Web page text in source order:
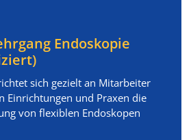
Endoskopie
sich gezielt an Mitarbeiter
Einrichtungen und Praxen die
von flexiblen Endoskopen